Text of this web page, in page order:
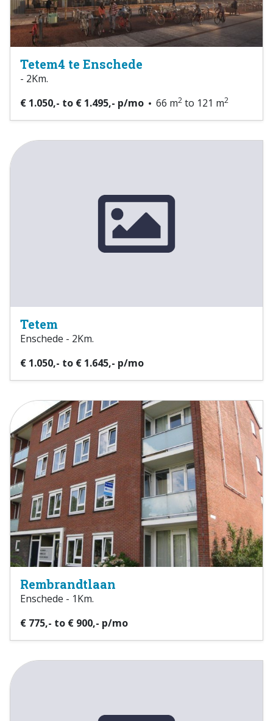
Tetem4 te Enschede
- 2Km.
€ 1.050,- to € 1.495,- p/mo
66 m2 to 121 m2
Tetem
Enschede - 2Km.
€ 1.050,- to € 1.645,- p/mo
Rembrandtlaan
Enschede - 1Km.
€ 775,- to € 900,- p/mo